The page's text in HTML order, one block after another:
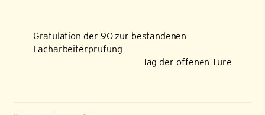
Gratulation der 9O zur bestandenen
Facharbeiterprüfung
Tag der offenen Türe